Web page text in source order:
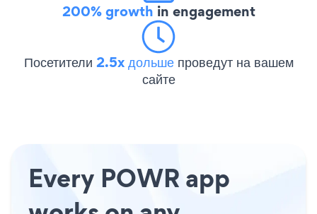
200% growth in engagement
Посетители 2.5x дольше проведут на вашем
сайте
Every POWR app